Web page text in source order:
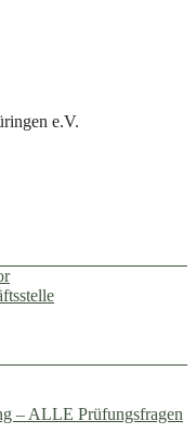
e.V.
– ALLE Prüfungsfragen